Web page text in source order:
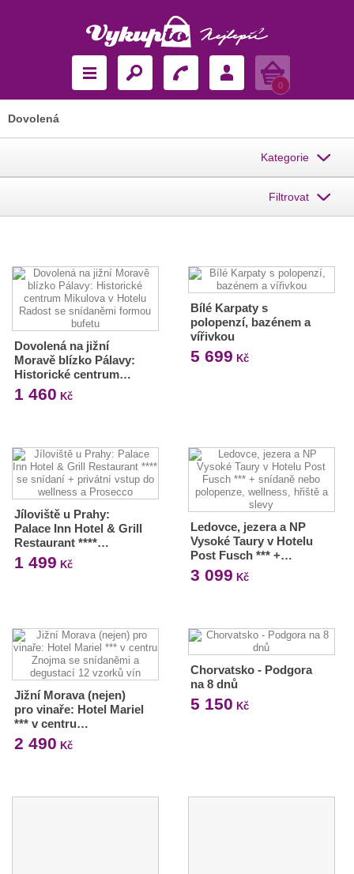
Košík
0
Dovolená
Kategorie
Filtrovat
Dovolená na jižní
Moravě blízko Pálavy:
Historické centrum…
1 460 Kč
Bílé Karpaty s
polopenzí, bazénem a
vířivkou
5 699 Kč
Jíloviště u Prahy:
Palace Inn Hotel & Grill
Restaurant ****…
1 499 Kč
Ledovce, jezera a NP
Vysoké Taury v Hotelu
Post Fusch *** +…
3 099 Kč
Jižní Morava (nejen)
pro vinaře: Hotel Mariel
*** v centru…
2 490 Kč
Chorvatsko - Podgora
na 8 dnů
5 150 Kč